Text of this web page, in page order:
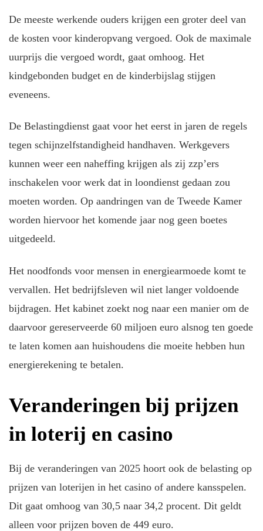
De meeste werkende ouders krijgen een groter deel van
de kosten voor kinderopvang vergoed. Ook de maximale
uurprijs die vergoed wordt, gaat omhoog. Het
kindgebonden budget en de kinderbijslag stijgen
eveneens.
De Belastingdienst gaat voor het eerst in jaren de regels
tegen schijnzelfstandigheid handhaven. Werkgevers
kunnen weer een naheffing krijgen als zij zzp’ers
inschakelen voor werk dat in loondienst gedaan zou
moeten worden. Op aandringen van de Tweede Kamer
worden hiervoor het komende jaar nog geen boetes
uitgedeeld.
Het noodfonds voor mensen in energiearmoede komt te
vervallen. Het bedrijfsleven wil niet langer voldoende
bijdragen. Het kabinet zoekt nog naar een manier om de
daarvoor gereserveerde 60 miljoen euro alsnog ten goede
te laten komen aan huishoudens die moeite hebben hun
energierekening te betalen.
Veranderingen bij prijzen
in loterij en casino
Bij de veranderingen van 2025 hoort ook de belasting op
prijzen van loterijen in het casino of andere kansspelen.
Dit gaat omhoog van 30,5 naar 34,2 procent. Dit geldt
alleen voor prijzen boven de 449 euro.